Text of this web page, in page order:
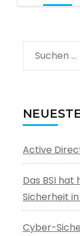
Suchen
nach:
Active
Das BSI
Sicherheit
Cyber-